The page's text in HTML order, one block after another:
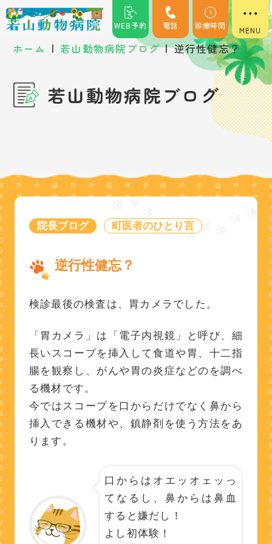
WEB予約 電話 診療時間
ホーム | 若山動物病院ブログ | 逆行性健忘？
若山動物病院ブログ
院長ブログ 町医者のひとり言
逆行性健忘？
検診最後の検査は、胃カメラでした。
「胃カメラ」は「電子内視鏡」と呼び、細
長いスコープを挿入して食道や胃、十二指
腸を観察し、がんや胃の炎症などのを調べ
る機材です。
今ではスコープを口からだけでなく鼻から
挿入できる機材や、鎮静剤を使う方法をあ
ります。
口からはオエッオェッっ
てなるし、鼻からは鼻血
すると嫌だし！
よし初体験！